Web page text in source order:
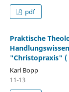
pdf
Praktische
"Christopraxis" (
Karl Bopp
11-13